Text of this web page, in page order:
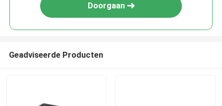
Doorgaan
Geadviseerde Producten